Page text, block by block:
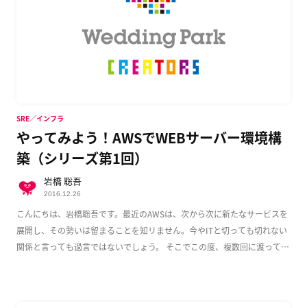
やってみよう！AWSでWEBサーバー環境構
築（シリーズ第1回）
こんにちは、岩橋聡吾です。最近のAWSは、次から次に新たなサービスを
展開し、その勢いは留まることを知リません。今やITと切っても切れない
関係と言っても過言ではないでしょう。 そこでこの度、複数回に渡って
SRE／インフラ
岩橋 聡吾
2016.12.26